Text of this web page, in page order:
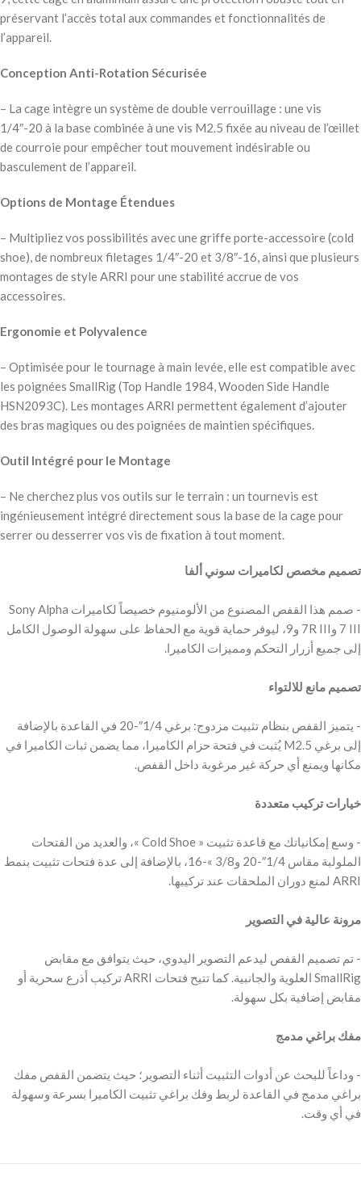
préservant l’accès total aux commandes et fonctionnalités de
l’appareil.
Conception Anti-Rotation Sécurisée
– La cage intègre un système de double verrouillage : une vis
1/4″-20 à la base combinée à une vis M2.5 fixée au niveau de l’œillet
de courroie pour empêcher tout mouvement indésirable ou
basculement de l’appareil.
Options de Montage Étendues
– Multipliez vos possibilités avec une griffe porte-accessoire (cold
shoe), de nombreux filetages 1/4″-20 et 3/8″-16, ainsi que plusieurs
montages de style ARRI pour une stabilité accrue de vos
accessoires.
Ergonomie et Polyvalence
– Optimisée pour le tournage à main levée, elle est compatible avec
les poignées SmallRig (Top Handle 1984, Wooden Side Handle
HSN2093C). Les montages ARRI permettent également d’ajouter
des bras magiques ou des poignées de maintien spécifiques.
Outil Intégré pour le Montage
– Ne cherchez plus vos outils sur le terrain : un tournevis est
ingénieusement intégré directement sous la base de la cage pour
serrer ou desserrer vos vis de fixation à tout moment.
‫تصميم مخصص لكاميرات سوني ألفا
‫- صمم هذا القفص المصنوع من الألومنيوم خصيصاً لكاميرات Sony Alpha
7 III و7R III و9، ليوفر حماية قوية مع الحفاظ على سهولة الوصول الكامل
‫- يتميز القفص بنظام تثبيت مزدوج: برغي 1/4″-20 في القاعدة بالإضافة
إلى برغي M2.5 يُثبت في فتحة حزام الكاميرا، مما يضمن ثبات الكاميرا في
‫خيارات تركيب متعددة
‫- وسع إمكانياتك مع قاعدة تثبيت « Cold Shoe »، والعديد من الفتحات
الملولبة مقاس 1/4″-20 و3/8 »-16، بالإضافة إلى عدة فتحات تثبيت بنمط
‫مرونة عالية في التصوير
‫- تم تصميم القفص ليدعم التصوير اليدوي، حيث يتوافق مع مقابض
SmallRig العلوية والجانبية. كما تتيح فتحات ARRI تركيب أذرع سحرية أو
‫مفك براغي مدمج
‫- وداعاً للبحث عن أدوات التثبيت أثناء التصوير؛ حيث يتضمن القفص مفك
براغي مدمج في القاعدة لربط وفك براغي تثبيت الكاميرا بسرعة وسهولة